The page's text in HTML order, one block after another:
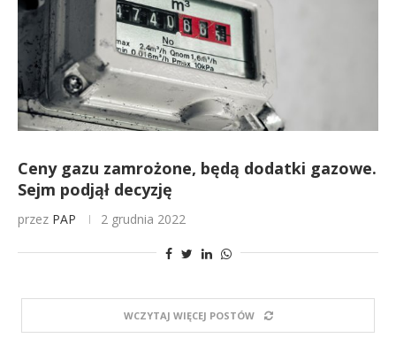
Ceny gazu zamrożone, będą dodatki gazowe.
Sejm podjął decyzję
przez PAP 2 grudnia 2022
WCZYTAJ WIĘCEJ POSTÓW